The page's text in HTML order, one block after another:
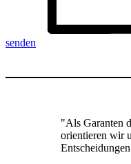
senden
"Als Garanten
orientieren wir